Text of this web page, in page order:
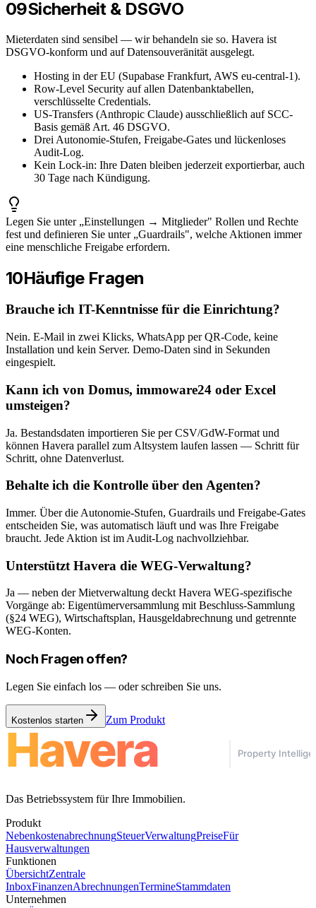
09Sicherheit & DSGVO
Mieterdaten sind sensibel — wir behandeln sie so. Havera ist
DSGVO-konform und auf Datensouveränität ausgelegt.
Hosting in der EU (Supabase Frankfurt, AWS eu-central-1).
Row-Level Security auf allen Datenbanktabellen,
verschlüsselte Credentials.
US-Transfers (Anthropic Claude) ausschließlich auf SCC-
Basis gemäß Art. 46 DSGVO.
Drei Autonomie-Stufen, Freigabe-Gates und lückenloses
Audit-Log.
Kein Lock-in: Ihre Daten bleiben jederzeit exportierbar, auch
30 Tage nach Kündigung.
Legen Sie unter „Einstellungen → Mitglieder" Rollen und Rechte
fest und definieren Sie unter „Guardrails", welche Aktionen immer
eine menschliche Freigabe erfordern.
10Häufige Fragen
Brauche ich IT-Kenntnisse für die Einrichtung?
Nein. E-Mail in zwei Klicks, WhatsApp per QR-Code, keine
Installation und kein Server. Demo-Daten sind in Sekunden
eingespielt.
Kann ich von Domus, immoware24 oder Excel
umsteigen?
Ja. Bestandsdaten importieren Sie per CSV/GdW-Format und
können Havera parallel zum Altsystem laufen lassen — Schritt für
Schritt, ohne Datenverlust.
Behalte ich die Kontrolle über den Agenten?
Immer. Über die Autonomie-Stufen, Guardrails und Freigabe-Gates
entscheiden Sie, was automatisch läuft und was Ihre Freigabe
braucht. Jede Aktion ist im Audit-Log nachvollziehbar.
Unterstützt Havera die WEG-Verwaltung?
Ja — neben der Mietverwaltung deckt Havera WEG-spezifische
Vorgänge ab: Eigentümerversammlung mit Beschluss-Sammlung
(§24 WEG), Wirtschaftsplan, Hausgeldabrechnung und getrennte
WEG-Konten.
Noch Fragen offen?
Legen Sie einfach los — oder schreiben Sie uns.
Kostenlos starten Zum Produkt
Das Betriebssystem für Ihre Immobilien.
Produkt
NebenkostenabrechnungSteuerVerwaltungPreiseFür
Hausverwaltungen
Funktionen
ÜbersichtZentrale
InboxFinanzenAbrechnungenTermineStammdaten
Unternehmen